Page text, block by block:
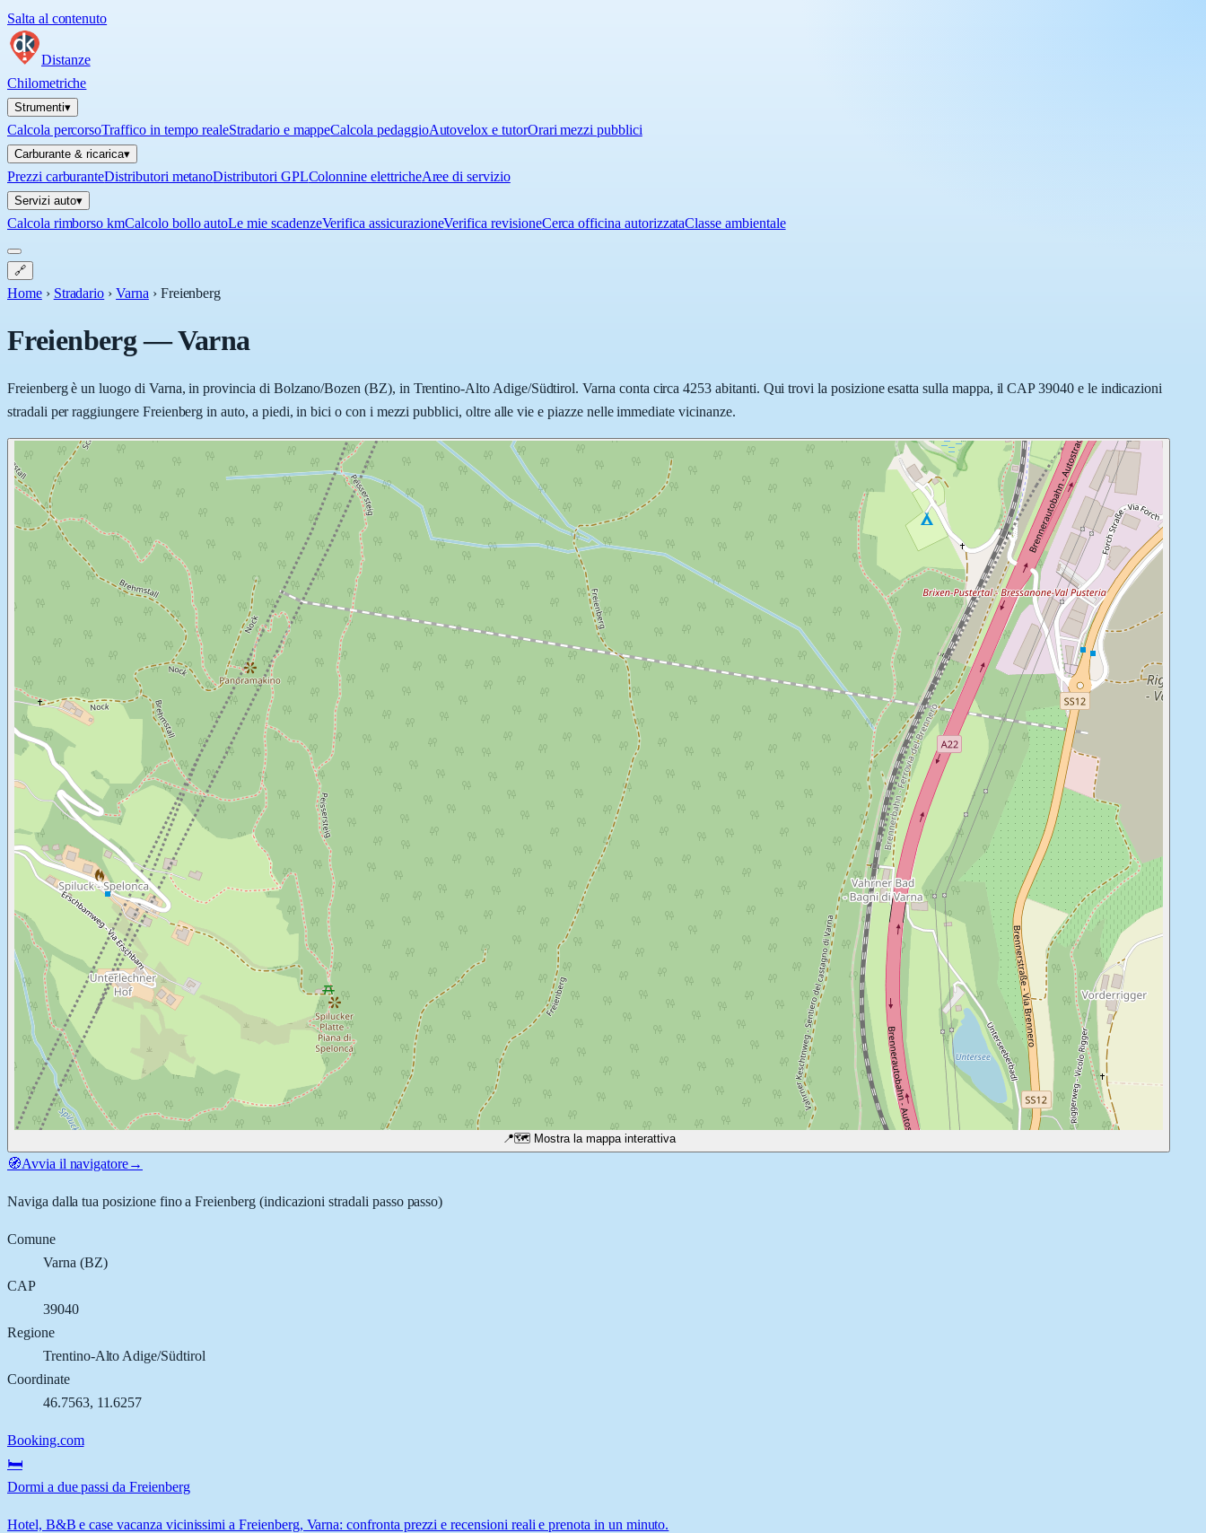
Salta al contenuto
Distanze
Chilometriche
Strumenti▾
Calcola percorsoTraffico in tempo realeStradario e mappeCalcola pedaggioAutovelox e tutorOrari mezzi pubblici
Carburante & ricarica▾
Prezzi carburanteDistributori metanoDistributori GPLColonnine elettricheAree di servizio
Servizi auto▾
Calcola rimborso kmCalcolo bollo autoLe mie scadenzeVerifica assicurazioneVerifica revisioneCerca officina autorizzataClasse ambientale
🔗
Home › Stradario › Varna › Freienberg
Freienberg—Varna
Freienberg è un luogo di Varna, in provincia di Bolzano/Bozen (BZ), in Trentino-Alto Adige/Südtirol. Varna conta circa 4253 abitanti. Qui trovi la posizione esatta sulla mappa, il CAP 39040 e le indicazioni
stradali per raggiungere Freienberg in auto, a piedi, in bici o con i mezzi pubblici, oltre alle vie e piazze nelle immediate vicinanze.
📍🗺️ Mostra la mappa interattiva
🧭Avvia il navigatore→
Naviga dalla tua posizione fino aFreienberg(indicazioni stradali passo passo)
Comune
Varna (BZ)
CAP
39040
Regione
Trentino-Alto Adige/Südtirol
Coordinate
46.7563, 11.6257
Booking.com
🛏️
Dormi a due passi da Freienberg
Hotel, B&B e case vacanza vicinissimi a Freienberg, Varna: confronta prezzi e recensioni reali e prenota in un minuto.